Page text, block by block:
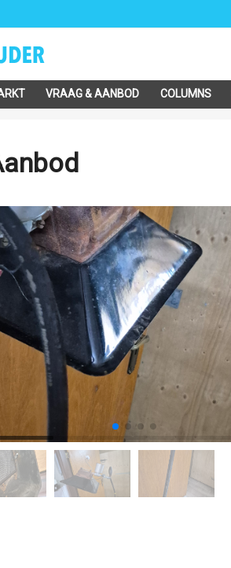
VRAAG & AANBOD COLUMNS